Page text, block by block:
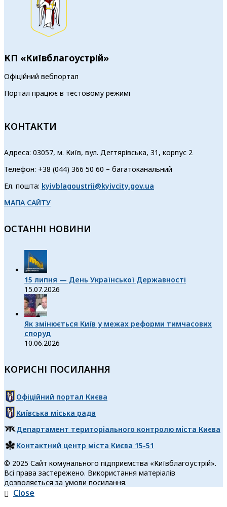
КП «Київблагоустрій»
Офіційний вебпортал
Портал працює в тестовому режимі
КОНТАКТИ
Адреса: 03057, м. Київ, вул. Дегтярівська, 31, корпус 2
Телефон: +38 (044) 366 50 60 – багатоканальний
Ел. пошта: kyivblagoustrii@kyivcity.gov.ua
МАПА САЙТУ
ОСТАННІ НОВИНИ
15 липня — День Української Державності
15.07.2026
Як змінюється Київ у межах реформи тимчасових
споруд
10.06.2026
КОРИСНІ ПОСИЛАННЯ
Офіційний портал Києва
Київська міська рада
Департамент територіального контролю міста Києва
Контактний центр міста Києва 15-51
© 2025 Сайт комунального підприємства «Київблагоустрій».
Всі права застережено. Використання матеріалів
дозволяється за умови посилання.
Close